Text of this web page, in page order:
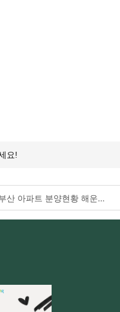
Video By 대학전쟁 시즌 3 전편 공개 완료!